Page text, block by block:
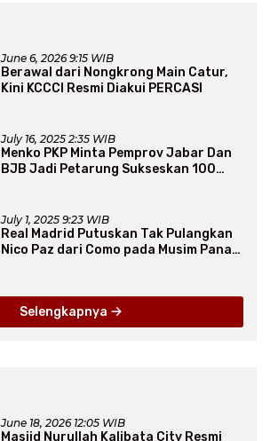
June 6, 2026 9:15 WIB
Berawal dari Nongkrong Main Catur,
Kini KCCCI Resmi Diakui PERCASI
July 16, 2025 2:35 WIB
Menko PKP Minta Pemprov Jabar Dan
BJB Jadi Petarung Sukseskan 100
July 1, 2025 9:23 WIB
Real Madrid Putuskan Tak Pulangkan
Nico Paz dari Como pada Musim Panas
Selengkapnya
June 18, 2026 12:05 WIB
Masjid Nurullah Kalibata City Resmi